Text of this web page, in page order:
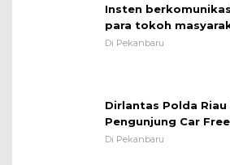
Insten
para tokoh
System OMP LK
Di Pekanbaru
Dirlantas Polda Riau
Pengunjung Car
Pesan Edukasi
Di Pekanbaru